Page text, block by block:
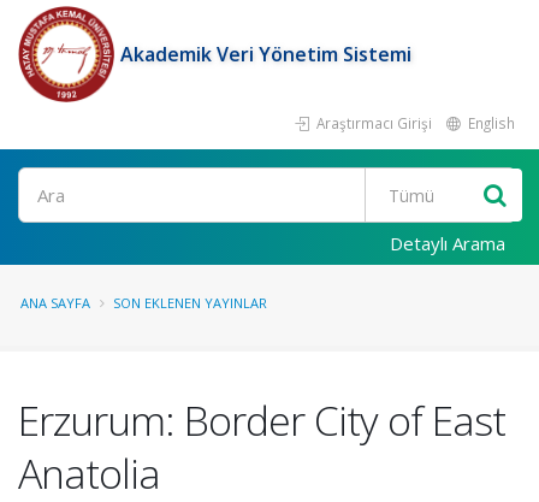
Akademik Veri Yönetim Sistemi
Araştırmacı Girişi English
Ara
Detaylı Arama
ANA SAYFA SON EKLENEN YAYINLAR
Erzurum: Border City of East
Anatolia